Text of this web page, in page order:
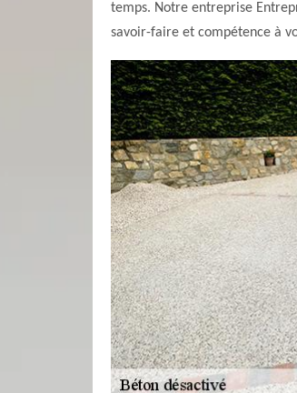
temps. Notre entreprise
savoir-faire et compétence à